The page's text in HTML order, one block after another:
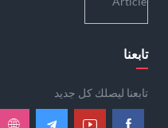
تابعنا
تابعنا ليصلك كل جديد